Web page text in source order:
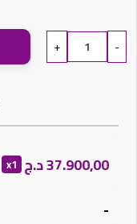
-
+
x1 37.900,00د.ج
-